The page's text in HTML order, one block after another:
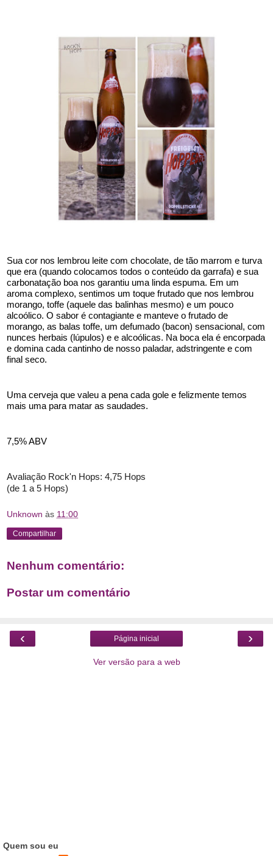
Sua cor nos lembrou leite com chocolate, de tão marrom e turva
que era (quando colocamos todos o conteúdo da garrafa) e sua
carbonatação boa nos garantiu uma linda espuma. Em um
aroma complexo, sentimos um toque frutado que nos lembrou
morango, toffe (aquele das balinhas mesmo) e um pouco
alcoólico. O sabor é contagiante e manteve o frutado de
morango, as balas toffe, um defumado (bacon) sensacional, com
nunces herbais (lúpulos) e e alcoólicas. Na boca ela é encorpada
e domina cada cantinho de nosso paladar, adstringente e com
final seco.
Uma cerveja que valeu a pena cada gole e felizmente temos
mais uma para matar as saudades.
7,5% ABV
Avaliação Rock'n Hops: 4,75 Hops
(de 1 a 5 Hops)
Unknown às 11:00
Compartilhar
Nenhum comentário:
Postar um comentário
‹ ›
Página inicial
Ver versão para a web
Quem sou eu